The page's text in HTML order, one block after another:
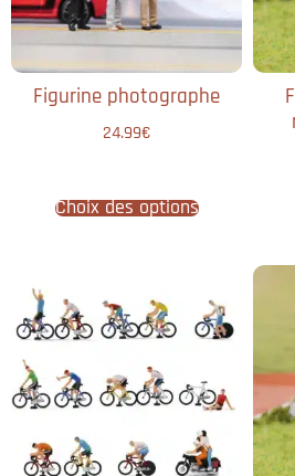
Figurine photographe
24.99€
Choix des options